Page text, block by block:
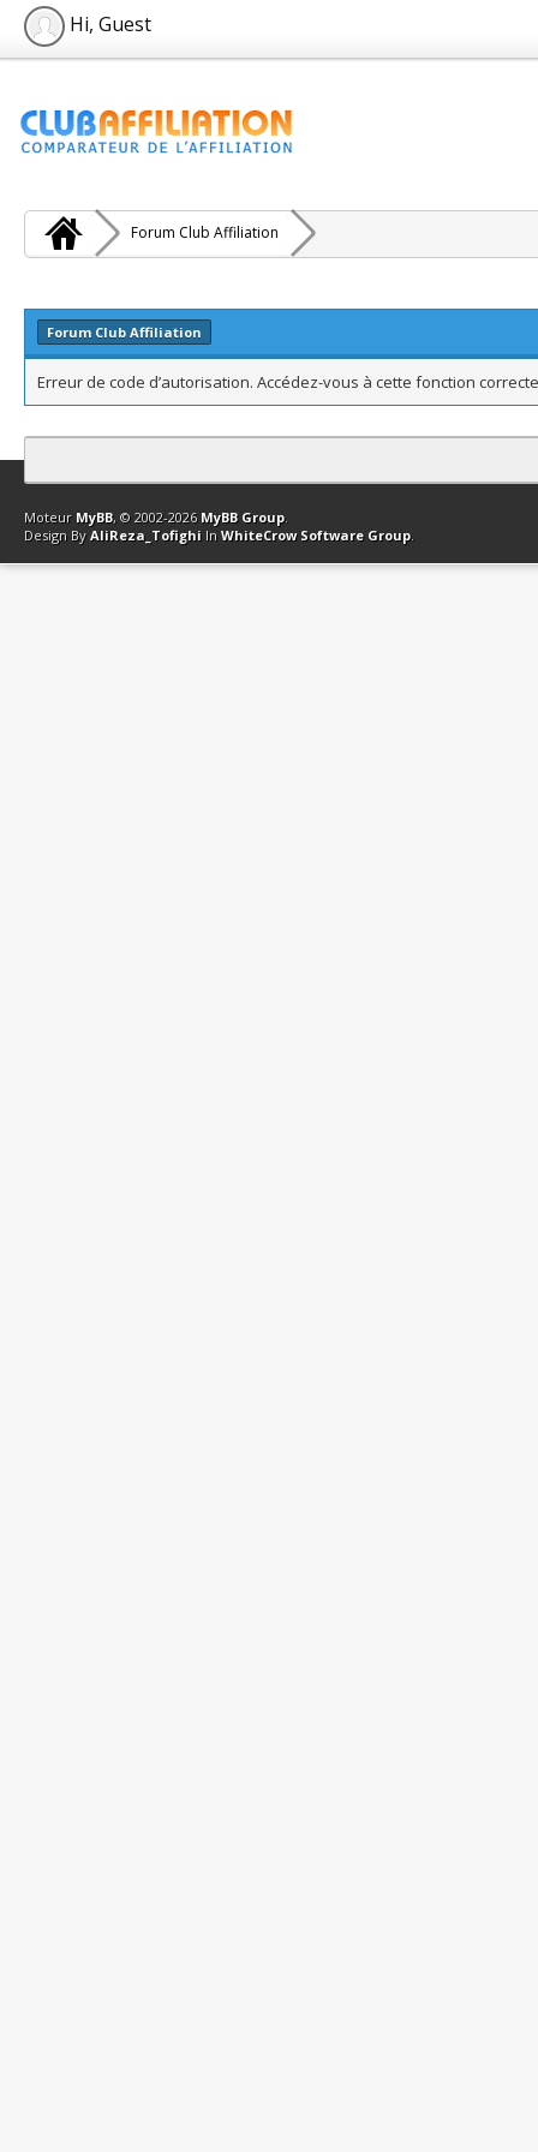
Hi, Guest
Forum Club Affiliation
Forum Club Affiliation
Erreur de code d’autorisation. Accédez-vous à cette fonction
Contact Club Affiliation Retourner en haut Version bas-débit
Moteur MyBB, © 2002-2026 MyBB Group.
Design By AliReza_Tofighi In WhiteCrow Software Group.